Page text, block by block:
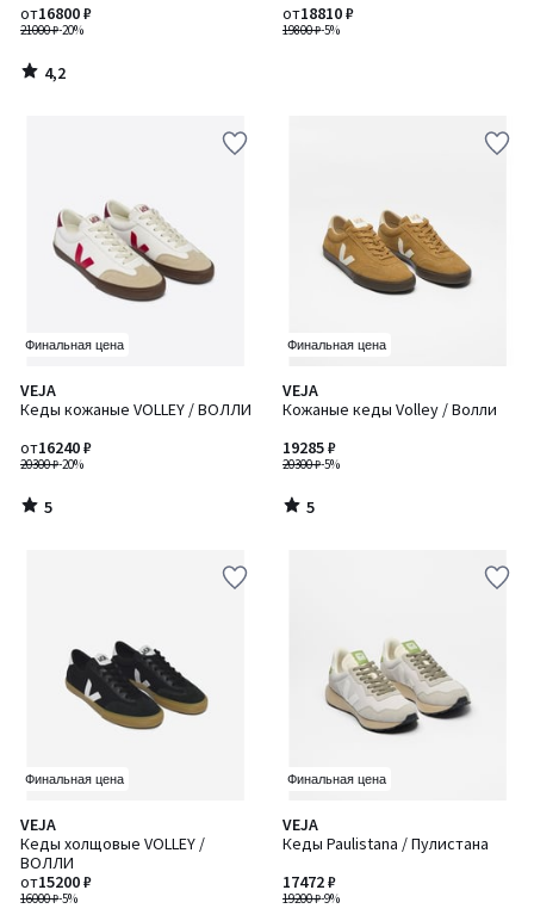
21000 ₽-20%
от16800 ₽
4,2
/
19800 ₽-5%
от18810 ₽
Финальная цена
VEJA
Кеды кожаные VOLLEY / ВОЛЛИ
20300 ₽-20%
от16240 ₽
5
/
5
/
Финальная цена
VEJA
Кожаные кеды Volley / Волли
20300 ₽-5%
19285 ₽
5
/
5
/
Финальная цена
VEJA
Кеды холщовые VOLLEY /
ВОЛЛИ
16000 ₽-5%
от15200 ₽
Финальная цена
VEJA
Кеды Paulistana / Пулистана
19200 ₽-9%
17472 ₽